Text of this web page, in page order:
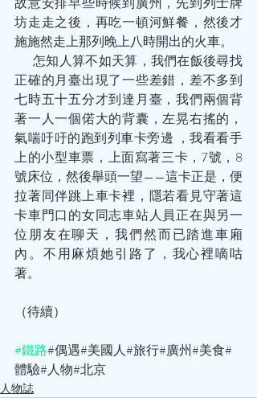
坊走走之後，再吃一頓河鮮餐，然後才
施施然走上那列晚上八時開出的火車。
       怎知人算不如天算，我們在飯後尋找
正確的月臺出現了一些差錯，差不多到
七時五十五分才到達月臺，我們兩個背
著一人一個偌大的背囊，左晃右搖的，
氣喘吁吁的跑到列車卡旁邊 ，我看看手
上的小型車票，上面寫著三卡，7號，8
號床位，然後舉頭一望——這卡正是，便
拉著同伴跳上車卡裡，隱若看見守著這
卡車門口的女同志車站人員正在與另一
位朋友在聊天，我們然而已踏進車廂
內。不用麻煩她引路了，我心裡嘀咕
著。
（待續）
#鐵路#偶遇#美國人#旅行#廣州#美食#
體驗#人物#北京
人物誌